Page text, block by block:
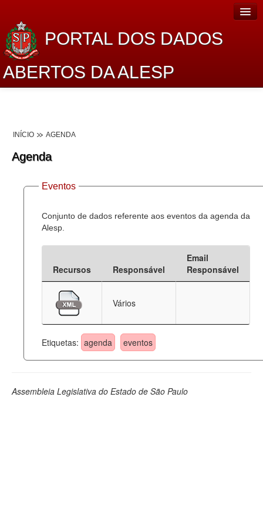
PORTAL DOS DADOS
ABERTOS DA ALESP
Lei de Acesso à Informação
Dados Governamentais Abertos
Planejamento
Catálogo de dados
Deputados Estaduais
Administração
Legislação
INÍCIO AGENDA
Agenda
Eventos
Conjunto de dados referente aos eventos da agenda da
Alesp.
Recursos Responsável
Email
Responsável
Vários
Etiquetas: agenda eventos
Assembleia Legislativa do Estado de São Paulo